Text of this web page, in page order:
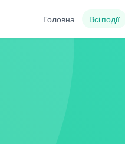
Головна Всі події